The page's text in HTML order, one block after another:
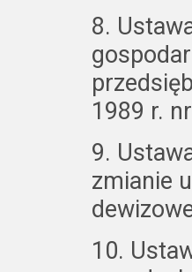
8.
1989 r.
9.
zmianie
10.